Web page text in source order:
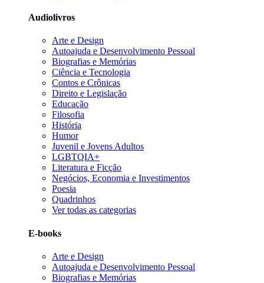
Audiolivros
Arte e Design
Autoajuda e Desenvolvimento Pessoal
Biografias e Memórias
Ciência e Tecnologia
Contos e Crônicas
Direito e Legislação
Educação
Filosofia
História
Humor
Juvenil e Jovens Adultos
LGBTQIA+
Literatura e Ficção
Negócios, Economia e Investimentos
Poesia
Quadrinhos
Ver todas as categorias
E-books
Arte e Design
Autoajuda e Desenvolvimento Pessoal
Biografias e Memórias